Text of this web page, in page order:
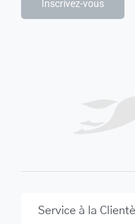
Inscrivez-vous
Service à la